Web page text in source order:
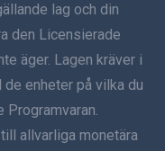
lag och din
den Licensierade
äger. Lagen kräver i
enheter på vilka du
allvarliga monetära